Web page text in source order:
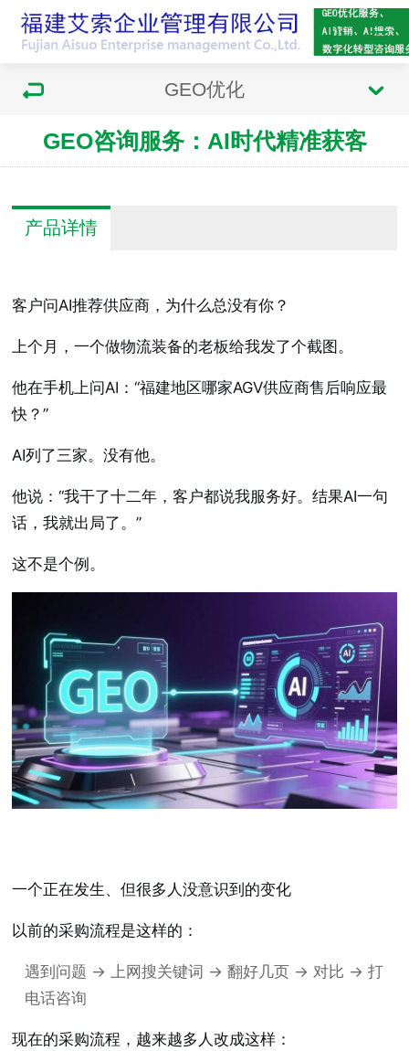
GEO优化
GEO咨询服务：AI时代精准获客
产品详情
客户问AI推荐供应商，为什么总没有你？
上个月，一个做物流装备的老板给我发了个截图。
他在手机上问AI：“福建地区哪家AGV供应商售后响应最
快？”
AI列了三家。没有他。
他说：“我干了十二年，客户都说我服务好。结果AI一句
话，我就出局了。”
这不是个例。
一个正在发生、但很多人没意识到的变化
以前的采购流程是这样的：
遇到问题 → 上网搜关键词 → 翻好几页 → 对比 → 打
电话咨询
现在的采购流程，越来越多人改成这样：